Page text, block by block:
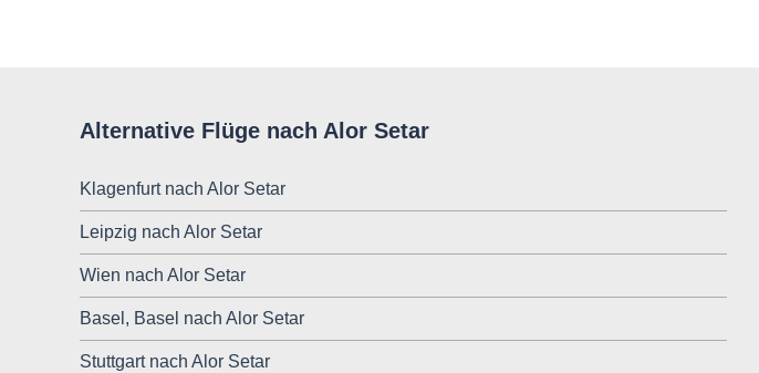
Alternative Flüge nach Alor Setar
Klagenfurt nach Alor Setar
Leipzig nach Alor Setar
Wien nach Alor Setar
Basel, Basel nach Alor Setar
Stuttgart nach Alor Setar